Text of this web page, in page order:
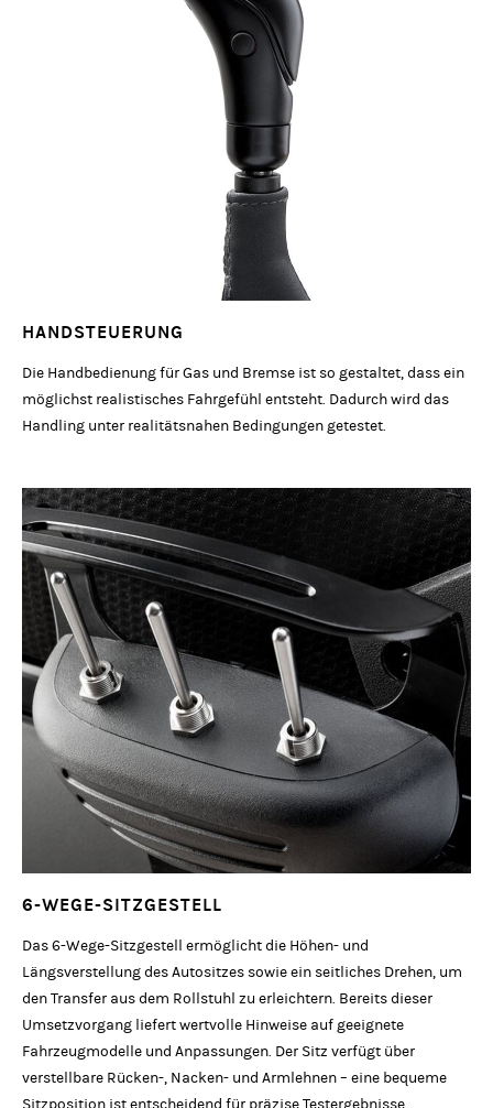
HANDSTEUERUNG
Die Handbedienung für Gas und Bremse ist so gestaltet, dass ein
möglichst realistisches Fahrgefühl entsteht. Dadurch wird das
Handling unter realitätsnahen Bedingungen getestet.
6-WEGE-SITZGESTELL
Das 6-Wege-Sitzgestell ermöglicht die Höhen- und
Längsverstellung des Autositzes sowie ein seitliches Drehen, um
den Transfer aus dem Rollstuhl zu erleichtern. Bereits dieser
Umsetzvorgang liefert wertvolle Hinweise auf geeignete
Fahrzeugmodelle und Anpassungen. Der Sitz verfügt über
verstellbare Rücken-, Nacken- und Armlehnen – eine bequeme